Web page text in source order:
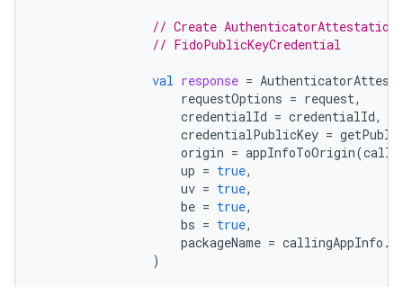
// Create
// FidoPublicKeyCredential
val response =
requestOptions = request,
credentialId = credentialId,
credentialPublicKey =
origin = appInfoToOrigin(
up = true,
uv = true,
be = true,
bs = true,
packageName = callingAppInfo .
)